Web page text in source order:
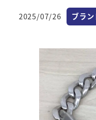
投稿日
2025/07/26 カテゴ
ブラン